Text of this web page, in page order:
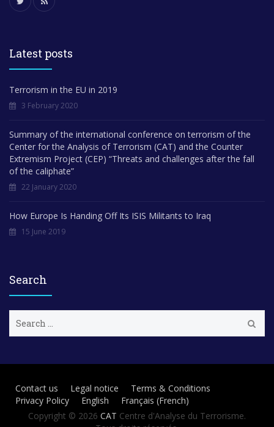
Latest posts
Terrorism in the EU in 2019
3 February 2020
Summary of the international conference on terrorism of the
Center for the Analysis of Terrorism (CAT) and the Counter
Extremism Project (CEP) “Threats and challenges after the fall
of the caliphate”
22 January 2020
How Europe Is Handing Off Its ISIS Militants to Iraq
15 June 2019
Search
a
c
Contact us Legal notice
Terms & Conditions
Privacy Policy
English Français (French)
Copyright © 2026 CAT Centre d'Analyse du Terrorisme.